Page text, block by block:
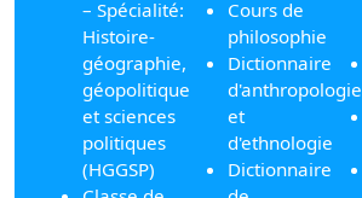
– Spécialité:
Histoire-
géographie,
géopolitique
et sciences
politiques
(HGGSP)
Cours de
philosophie
Dictionnaire
d'anthropologie
et
d'ethnologie
Dictionnaire